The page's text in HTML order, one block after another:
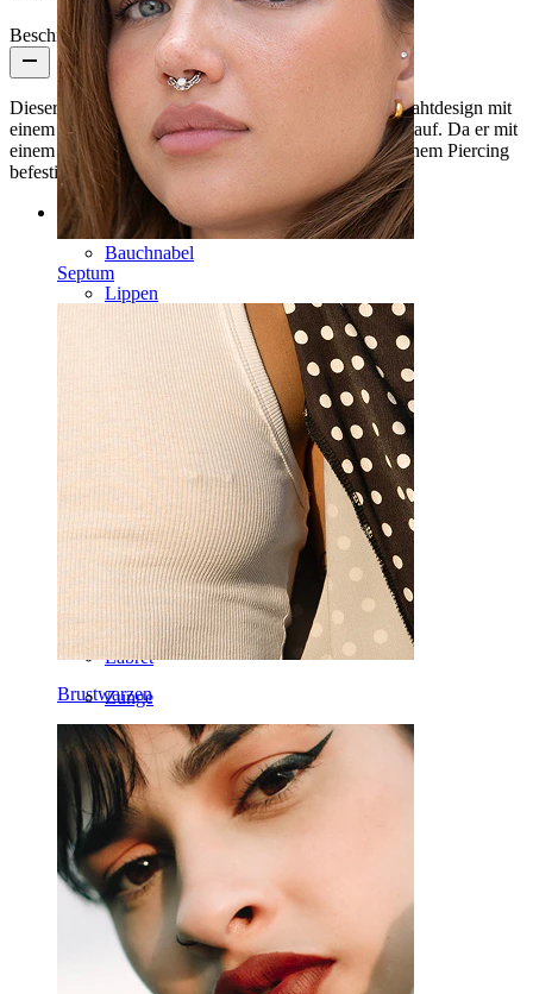
Septum
Brustwarzen
Beschreibung
Dieser nach vorne gerichtete Ring weist ein Stacheldrahtdesign mit
einem schwarzen herzförmigen Edelstein in der Mitte auf. Da er mit
einem Scharnier versehen ist, lässt er sich leicht in deinem Piercing
befestigen.
Kategorien
Bauchnabel
Lippen
Brustwarzen
Industrial
Dermal
Helix
Ohr
Septum
14kt. Gold
Clip-on
Labret
Zunge
Nase
Tragus
Barbell
Rook
Daith
Hufeisen
Ring